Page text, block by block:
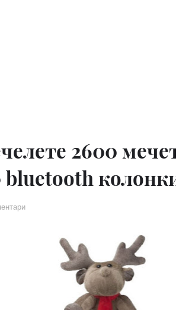
2600
bluetooth